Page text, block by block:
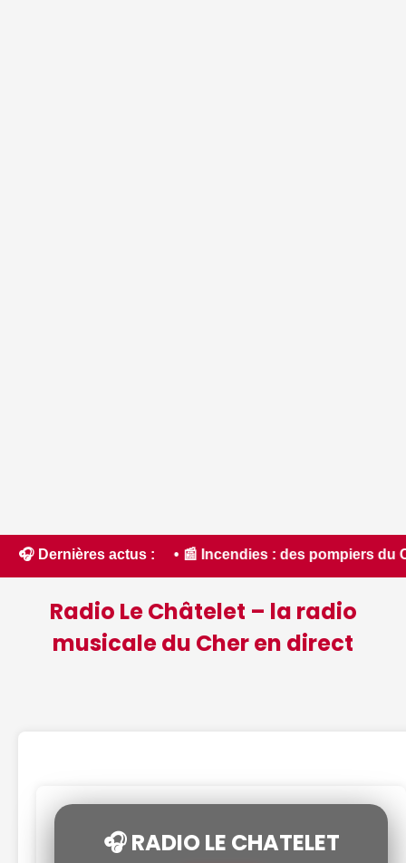
🎧 Dernières actus :
Incendies : des pompiers du Cher et de
Radio Le Châtelet – la radio
musicale du Cher en direct
🎧 RADIO LE CHATELET